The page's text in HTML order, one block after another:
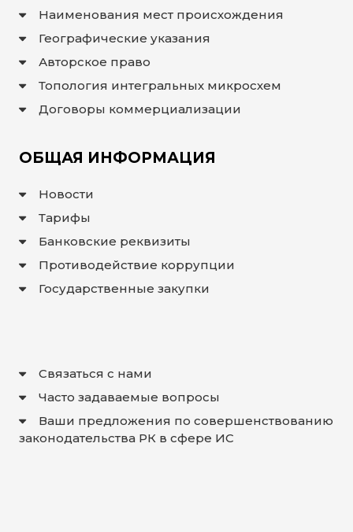
Наименования мест происхождения
Географические указания
Авторское право
Топология интегральных микросхем
Договоры коммерциализации
ОБЩАЯ ИНФОРМАЦИЯ
Новости
Тарифы
Банковские реквизиты
Противодействие коррупции
Государственные закупки
Связаться с нами
Часто задаваемые вопросы
Ваши предложения по совершенствованию
законодательства РК в сфере ИС